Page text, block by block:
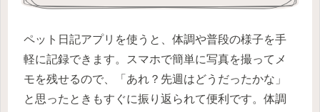
ペット日記アプリを使うと、体調や普段の様子を手
軽に記録できます。スマホで簡単に写真を撮ってメ
モを残せるので、「あれ？先週はどうだったかな」
と思ったときもすぐに振り返られて便利です。体調